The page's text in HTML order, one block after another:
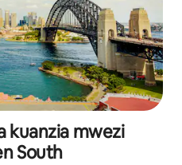
kuanzia mwezi
South